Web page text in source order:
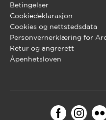
Betingelser
Cookiedeklarasjon
Cookies og nettstedsdata
Personvernerklæring for
Retur og angrerett
Åpenhetsloven